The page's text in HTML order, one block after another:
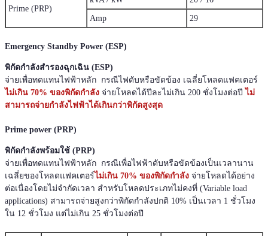
Prime (PRP)
Amp 29
Emergency Standby Power (ESP)
พิกัดกำลังสำรองฉุกเฉิน (ESP)
จ่ายเพื่อทดแทนไฟฟ้าหลัก กรณีไฟดับหรือขัดข้อง เฉลี่ยโหลดแฟคเตอร์
ไม่เกิน 70% ของพิกัดกำลัง จ่ายโหลดได้ปีละไม่เกิน 200 ชั่งโมงต่อปี ไม่
สามารถจ่ายกำลังไฟฟ้าได้เกินกว่าพิกัดสูงสุด
Prime power (PRP)
พิกัดกำลังพร้อมใช้ (PRP)
จ่ายเพื่อทดแทนไฟฟ้าหลัก กรณีเพื่อไฟฟ้าดับหรือขัดข้องเป็นเวลานาน
เฉลี่ยของโหลดแฟคเตอร์ไม่เกิน 70% ของพิกัดกำลัง จ่ายโหลดได้อย่าง
ต่อเนื่องโดยไม่จำกัดเวลา สำหรับโหลดประเภทไม่คงที่ (Variable load
applications) สามารถจ่ายสูงกว่าพิกัดกำลังปกติ 10% เป็นเวลา 1 ชั่วโมง
ใน 12 ชั่วโมง แต่ไม่เกิน 25 ชั่วโมงต่อปี